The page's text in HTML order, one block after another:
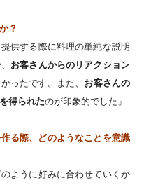
？
供する際に料理の単純な説明
お客さんからのリアクション
ったです。また、 お客さんの
得られたのが印象的でした」
る際、どのようなことを意識
ように好みに合わせていくか